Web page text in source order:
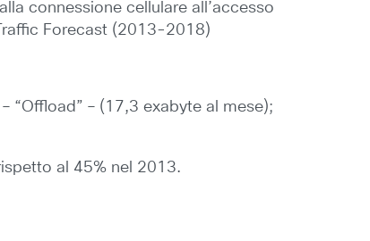
connessione cellulare all’accesso
Forecast (2013-2018)
“Offload” – (17,3 exabyte al mese);
al 45% nel 2013.